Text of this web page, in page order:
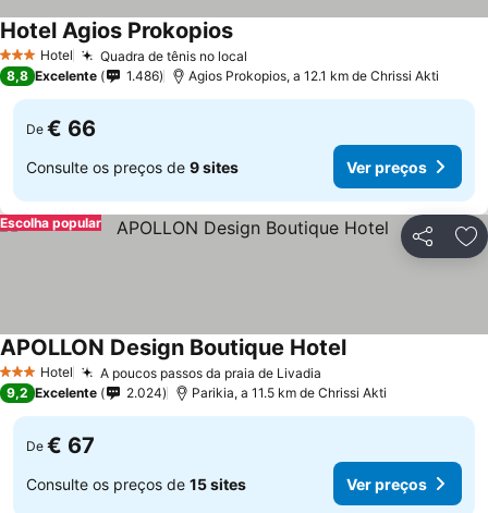
3 EstrelasHotel Quadra de tênis no local
Hotel Agios Prokopios
8,8 Excelente 1.486 Agios Prokopios, a 12.1 km de Chrissi Akti
De € 66
Consulte os preços de 9 sites Ver preços
Partilhar
Escolha popular
3 EstrelasHotel A poucos passos da praia de Livadia
APOLLON Design Boutique Hotel
9,2 Excelente 2.024 Parikia, a 11.5 km de Chrissi Akti
De € 67
Consulte os preços de 15 sites Ver preços